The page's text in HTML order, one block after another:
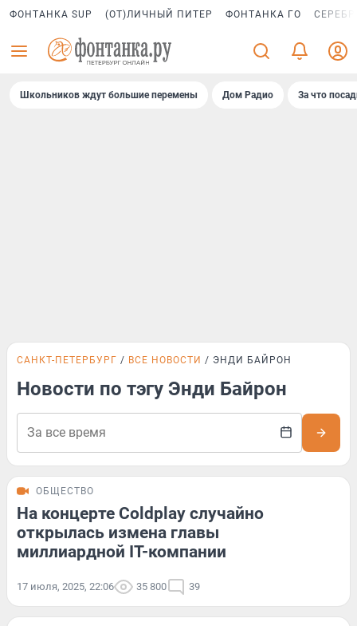
ФОНТАНКА SUP (ОТ)ЛИЧНЫЙ ПИТЕР ФОНТАНКА ГО
Школьников ждут большие перемены Дом Радио За что
САНКТ-ПЕТЕРБУРГ ВСЕ НОВОСТИ ЭНДИ БАЙРОН
Новости по тэгу Энди Байрон
ОБЩЕСТВО
На концерте Coldplay случайно
открылась измена главы
миллиардной IT-компании
17 июля, 2025, 22:06 35 800 39